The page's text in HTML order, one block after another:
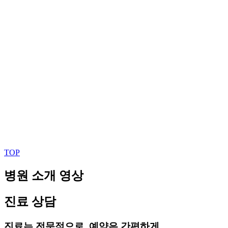
TOP
병원 소개 영상
진료 상담